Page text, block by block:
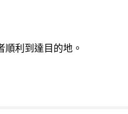
利到達目的地。